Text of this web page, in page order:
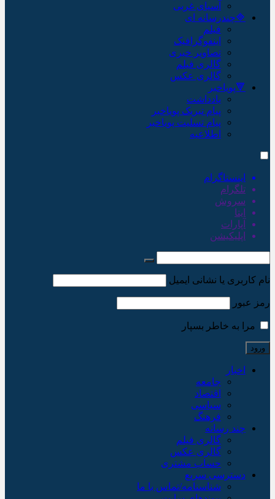
آسیای غربی
🔷چندرسانه ای
فیلم
اینفوگرافیک
تصاویر خبری
گالری فیلم
گالری عکس
🔻پویاخبر
یادداشت
پیام تبریک پویاخبر
پیام تسلیت پویاخبر
اطلاعیه
اینستاگرام
تلگرام
سروش
ایتا
آپارات
اپلیکیشن
نام کاربری یا نشانی ایمیل
رمز عبور
مرا به خاطر بسپار
اخبار
جامعه
اقتصاد
سیاسی
فرهنگ
چند رسانه
گالری فیلم
گالری عکس
حساب مشتری
دسترسی سریع
شناسنامه/تماس با ما